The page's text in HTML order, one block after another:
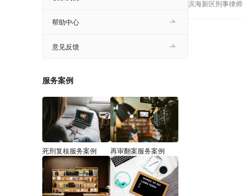
滨海新区刑事律师
帮助中心
意见反馈
服务案例
死刑复核服务案例 再审翻案服务案例